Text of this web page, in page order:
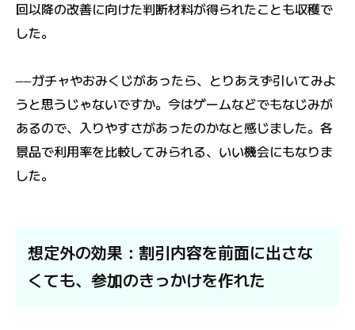
回以降の改善に向けた判断材料が得られたことも収穫で
した。
――ガチャやおみくじがあったら、とりあえず引いてみよ
うと思うじゃないですか。今はゲームなどでもなじみが
あるので、入りやすさがあったのかなと感じました。各
景品で利用率を比較してみられる、いい機会にもなりま
した。
想定外の効果：割引内容を前面に出さな
くても、参加のきっかけを作れた